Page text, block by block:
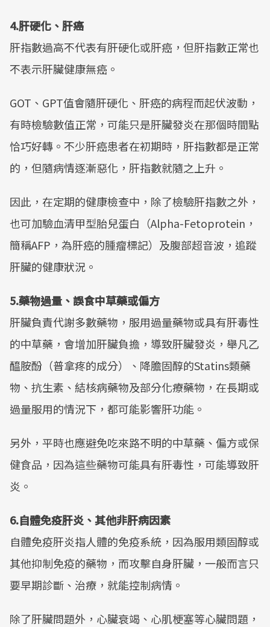
4.肝硬化、肝癌
肝指數過高不代表有肝硬化或肝癌，但肝指數正常也
不表示肝臟健康無癌。
GOT、GPT值會隨肝硬化、肝癌的病程而起伏波動，
有時檢驗數值正常，可能只是肝臟發炎在那個時間點
恰巧好轉。不少肝癌患者在初期時，肝指數都是正常
的，但隨病情逐漸惡化，肝指數就隨之上升。
因此，在定期的健康檢查中，除了檢驗肝指數之外，
也可加驗血清甲型胎兒蛋白（Alpha-Fetoprotein，
簡稱AFP，為肝癌的腫瘤標記）及腹部超音波，追蹤
肝臟的健康狀況。
5.藥物過量、誤食中草藥或偏方
肝臟負責代謝多數藥物，服用過量藥物或具有肝毒性
的中草藥，會增加肝臟負擔，導致肝臟發炎，舉凡乙
醯胺酚（普拿疼的成分）、降膽固醇的Statins類藥
物、抗生素、結核病藥物及部分化療藥物，在長期或
過量服用的情況下，都可能影響肝功能。
另外，平時也應避免吃來路不明的中草藥、偏方或保
健食品，因為這些藥物可能具有肝毒性，可能導致肝
炎。
6.自體免疫肝炎、其他非肝病因素
自體免疫肝炎指人體的免疫系統，因為服用類固醇或
其他抑制免疫的藥物，而攻擊自身肝臟，一般而言只
要早期診斷、治療，就能控制病情。
除了肝臟問題外，心臟衰竭、心肌梗塞等心臟問題，